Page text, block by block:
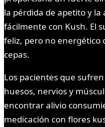
la pérdida de apetito y
fácilmente con Kush. El
feliz, pero no energético
cepas.
Los pacientes que
huesos, nervios y
encontrar alivio
medicación con flores